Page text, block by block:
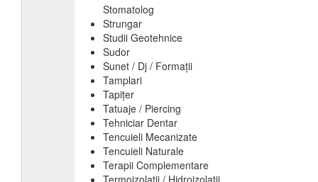
Stomatolog
Strungar
Studii Geotehnice
Sudor
Sunet / Dj / Formații
Tamplari
Tapițer
Tatuaje / Piercing
Tehniciar Dentar
Tencuieli Mecanizate
Tencuieli Naturale
Terapii Complementare
Termoizolații / Hidroizolații